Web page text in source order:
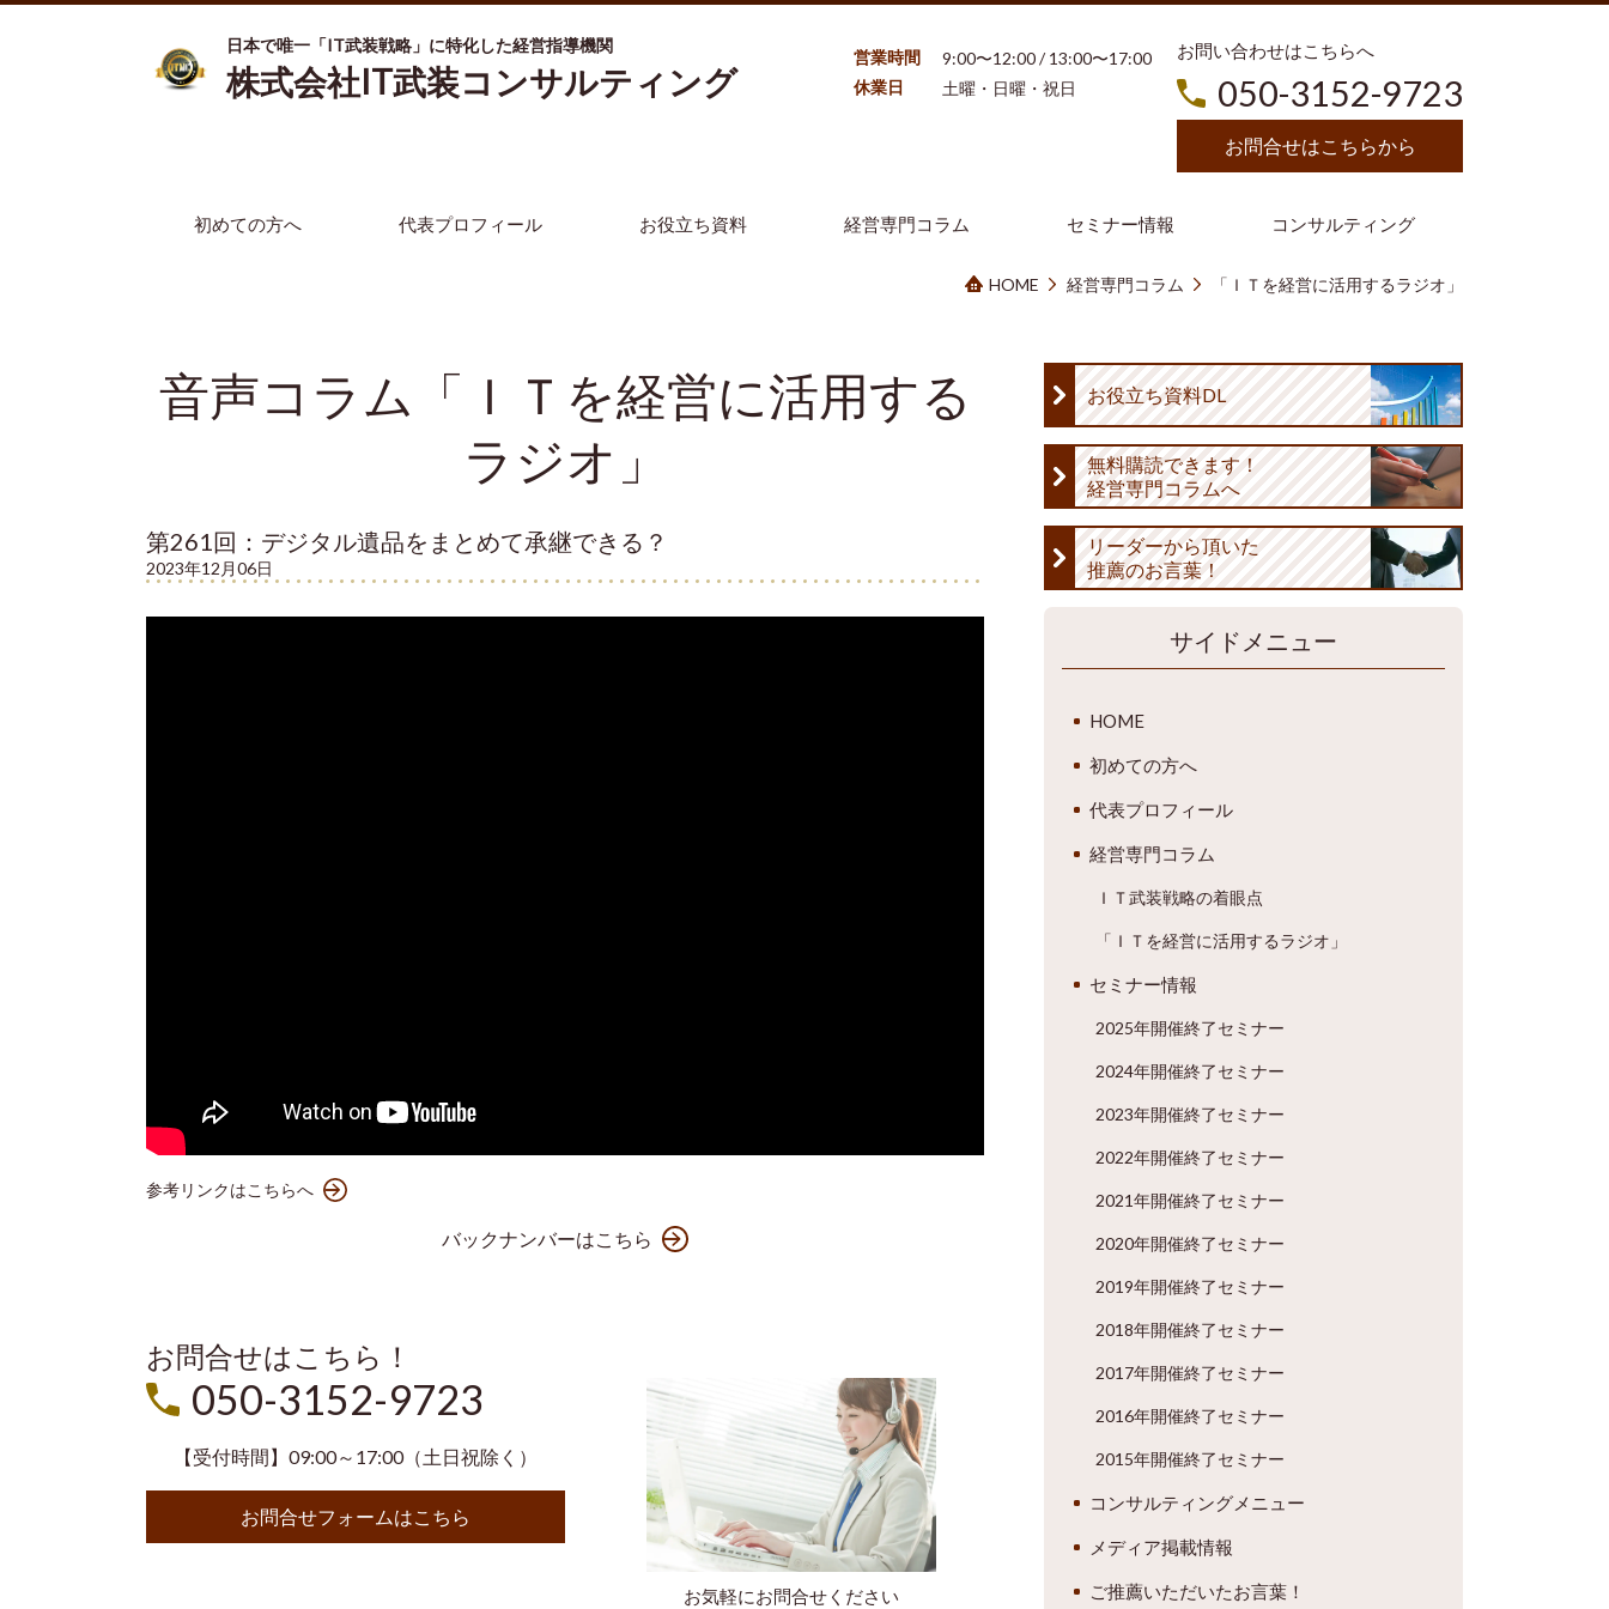
日本で唯一「IT武装戦略」に特化した経営指導機関
株式会社IT武装コンサルティング
営業時間
9:00〜12:00 / 13:00〜17:00
休業日
土曜・日曜・祝日
お問い合わせはこちらへ
050-3152-9723
お問合せはこちらから
初めての方へ 代表プロフィール お役立ち資料 経営専門コラム セミナー情報 コンサルティング
HOME 経営専門コラム 「ＩＴを経営に活用するラジオ」
音声コラム「ＩＴを経営に活用する
ラジオ」
第261回：デジタル遺品をまとめて承継できる？
2023年12月06日
参考リンクはこちらへ
バックナンバーはこちら
お問合せはこちら！
お気軽にお問合せください
050-3152-9723
【受付時間】09:00～17:00（土日祝除く）
お問合せフォームはこちら
お役立ち資料DL
無料購読できます！
経営専門コラムへ
リーダーから頂いた
推薦のお言葉！
サイドメニュー
HOME
初めての方へ
代表プロフィール
経営専門コラム
ＩＴ武装戦略の着眼点
「ＩＴを経営に活用するラジオ」
セミナー情報
2025年開催終了セミナー
2024年開催終了セミナー
2023年開催終了セミナー
2022年開催終了セミナー
2021年開催終了セミナー
2020年開催終了セミナー
2019年開催終了セミナー
2018年開催終了セミナー
2017年開催終了セミナー
2016年開催終了セミナー
2015年開催終了セミナー
コンサルティングメニュー
メディア掲載情報
ご推薦いただいたお言葉！